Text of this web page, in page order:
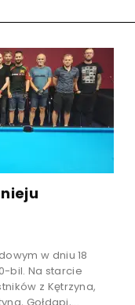
w dniu 18
bil. Na starcie
z Kętrzyna,
Gołdapi,...